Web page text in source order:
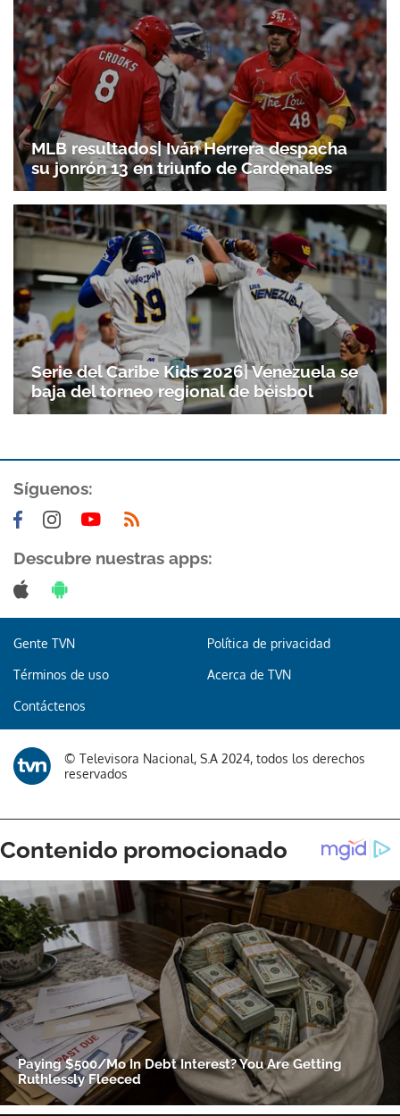
Gracias por suscribirte a nuestro boletín.
ACEPTAR
MLB resultados| Iván Herrera despacha
su jonrón 13 en triunfo de Cardenales
Serie del Caribe Kids 2026| Venezuela se
baja del torneo regional de béisbol
Síguenos:
Descubre nuestras apps:
Gente TVN Política de privacidad
Términos de uso Acerca de TVN
Contáctenos
© Televisora Nacional, S.A 2024, todos los derechos
reservados